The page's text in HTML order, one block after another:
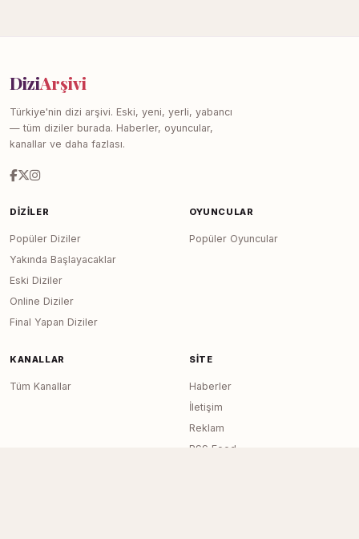
DiziArşivi
Türkiye'nin dizi arşivi. Eski, yeni, yerli, yabancı
— tüm diziler burada. Haberler, oyuncular,
kanallar ve daha fazlası.
DIZILER
Popüler Diziler
Yakında Başlayacaklar
Eski Diziler
Online Diziler
Final Yapan Diziler
OYUNCULAR
Popüler Oyuncular
KANALLAR
Tüm Kanallar
SITE
Haberler
İletişim
Reklam
RSS Feed